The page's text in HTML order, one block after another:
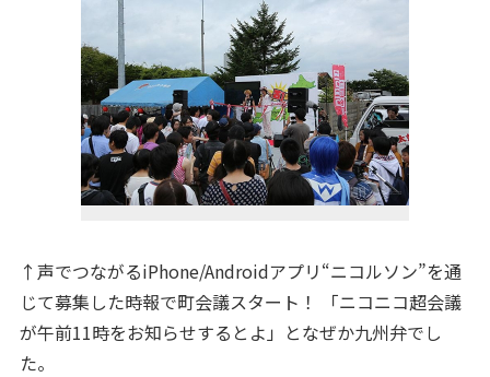
↑声でつながるiPhone/Androidアプリ“ニコルソン”を通
じて募集した時報で町会議スタート！ 「ニコニコ超会議
が午前11時をお知らせするとよ」となぜか九州弁でし
た。